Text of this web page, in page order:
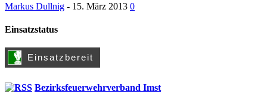
Markus Dullnig - 15. März 2013 0
Einsatzstatus
Bezirksfeuerwehrverband Imst